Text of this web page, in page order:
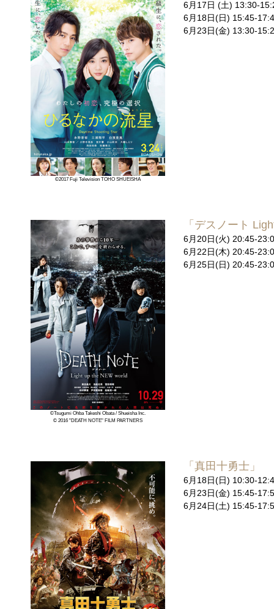
©2017 Fuji Television TOHO SHUEISHA
6月17日 (土) 13:30-
6月18日(日) 15:45-
6月23日(金) 13:30-
©Tsugumi Ohba Takeshi Obata / Shueisha Inc.
© 2016 "DEATH NOTE" FILM PARTNERS
「デスノート
6月20日(火) 20:45-
6月22日(木) 20:45-
6月25日(日) 20:45-
「真田十勇士」
6月18日(日) 10:30-
6月23日(金) 15:45-
6月24日(土) 15:45-